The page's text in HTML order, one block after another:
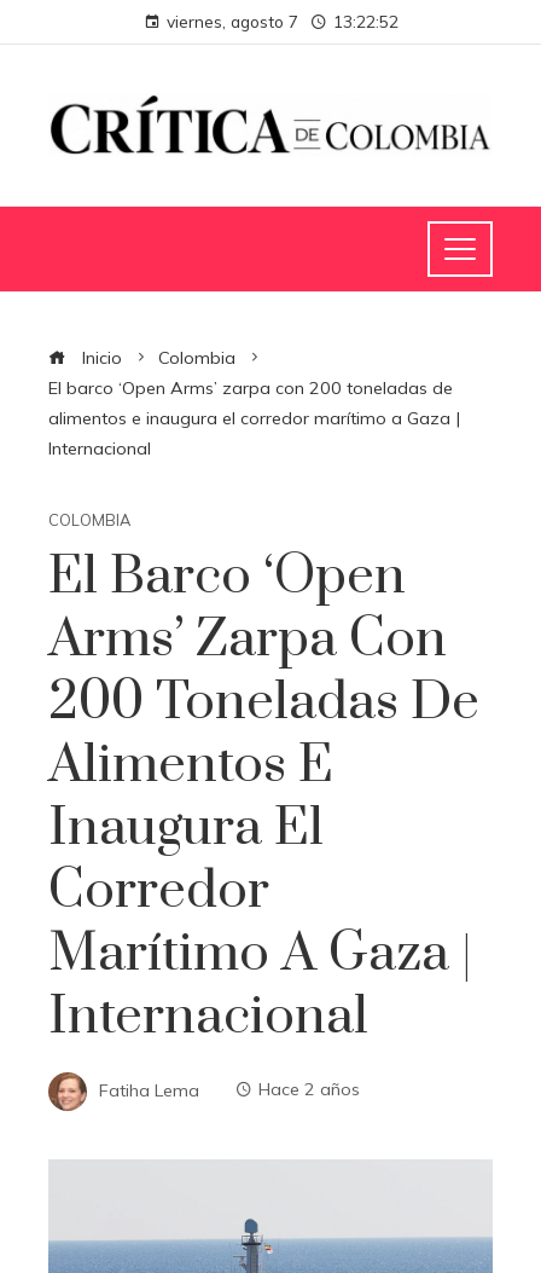
viernes, agosto 7 13:22:52
Inicio
Colombia
El barco ‘Open Arms’ zarpa con 200 toneladas de
alimentos e inaugura el corredor marítimo a Gaza |
Internacional
COLOMBIA
El Barco ‘Open
Arms’ Zarpa Con
200 Toneladas De
Alimentos E
Inaugura El
Corredor
Marítimo A Gaza |
Internacional
Fatiha Lema Hace 2 años